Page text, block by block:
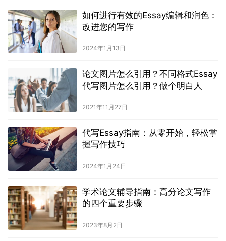
如何进行有效的Essay编辑和润色：
改进您的写作
2024年1月13日
论文图片怎么引用？不同格式Essay
代写图片怎么引用？做个明白人
2021年11月27日
代写Essay指南：从零开始，轻松掌
握写作技巧
2024年1月24日
学术论文辅导指南：高分论文写作
的四个重要步骤
2023年8月2日